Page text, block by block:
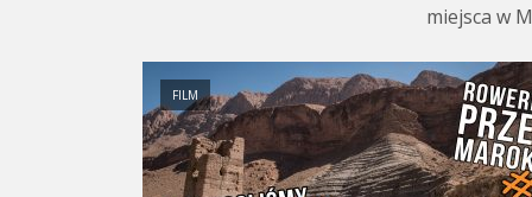
miejsca w
FILM